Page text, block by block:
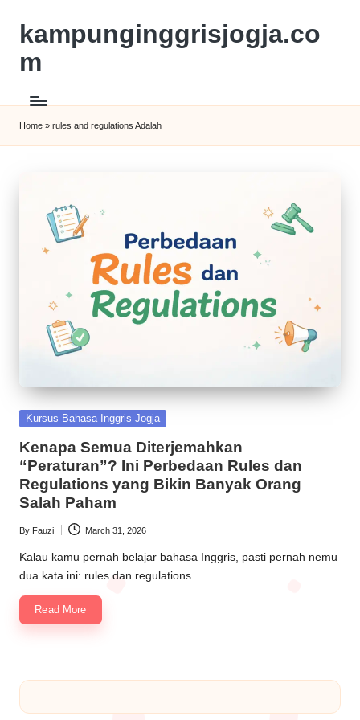
kampunginggrisjogja.co
m
Home » rules and regulations Adalah
Kursus Bahasa Inggris Jogja
Kenapa Semua Diterjemahkan
“Peraturan”? Ini Perbedaan Rules dan
Regulations yang Bikin Banyak Orang
Salah Paham
By Fauzi March 31, 2026
Kalau kamu pernah belajar bahasa Inggris, pasti pernah nemu
dua kata ini: rules dan regulations.…
Read More